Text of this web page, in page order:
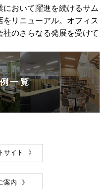
おいて躍進を続けるサム
リニューアル。オフィス
のさらなる発展を受けて
一覧
サイト
案内